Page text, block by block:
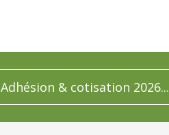
Adhésion & cotisation 2026...